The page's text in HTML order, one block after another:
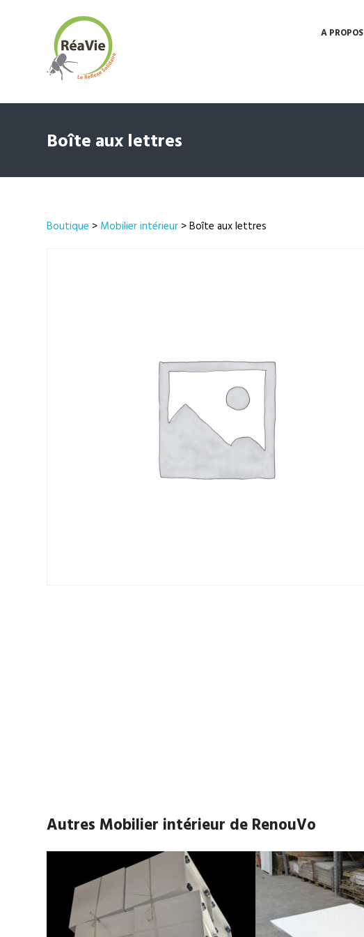
A PROPOS
Boîte aux lettres
Boutique > Mobilier intérieur > Boîte aux lettres
Autres Mobilier intérieur de RenouVo